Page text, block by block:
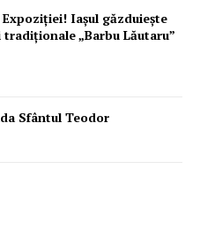
Iașul găzduiește
„Barbu Lăutaru”
Sfântul Teodor